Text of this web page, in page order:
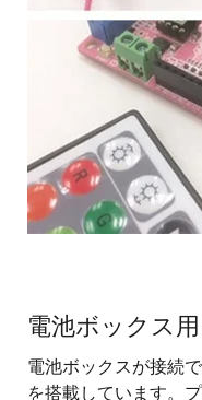
電池ボックス
電池ボックスが接続
を搭載しています。